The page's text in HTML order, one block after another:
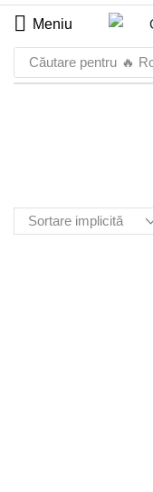
Meniu
Căutare pentru 🔥